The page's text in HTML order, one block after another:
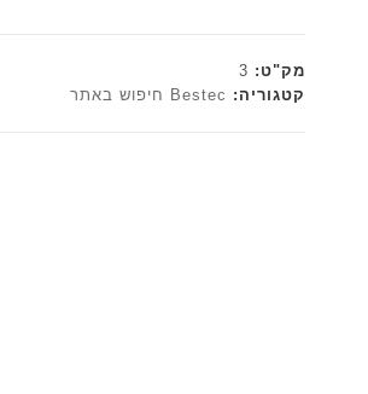
מק"ט: 3
קטגוריה: Bestec חיפוש באתר